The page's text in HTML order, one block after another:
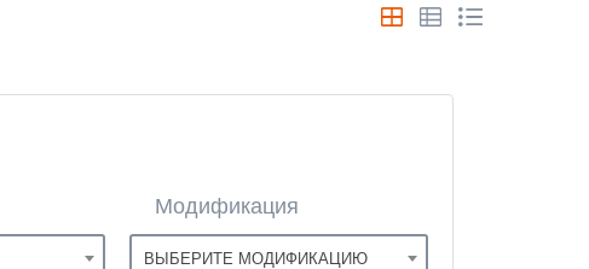
Модификация
ВЫБЕРИТЕ МОДИФИКАЦИЮ